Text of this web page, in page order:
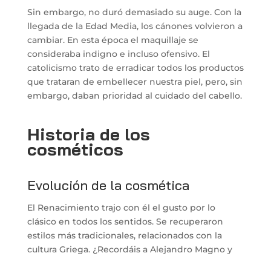
Sin embargo, no duró demasiado su auge. Con la
llegada de la Edad Media, los cánones volvieron a
cambiar. En esta época el maquillaje se
consideraba indigno e incluso ofensivo. El
catolicismo trato de erradicar todos los productos
que trataran de embellecer nuestra piel, pero, sin
embargo, daban prioridad al cuidado del cabello.
Historia de los
cosméticos
Evolución de la cosmética
El Renacimiento trajo con él el gusto por lo
clásico en todos los sentidos. Se recuperaron
estilos más tradicionales, relacionados con la
cultura Griega. ¿Recordáis a Alejandro Magno y